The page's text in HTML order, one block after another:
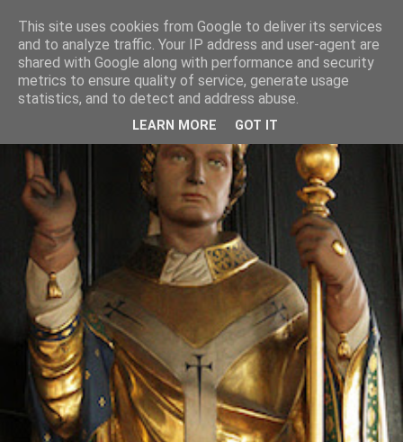
This site uses cookies from Google to deliver its services
and to analyze traffic. Your IP address and user-agent are
shared with Google along with performance and security
metrics to ensure quality of service, generate usage
statistics, and to detect and address abuse.
LEARN MORE GOT IT